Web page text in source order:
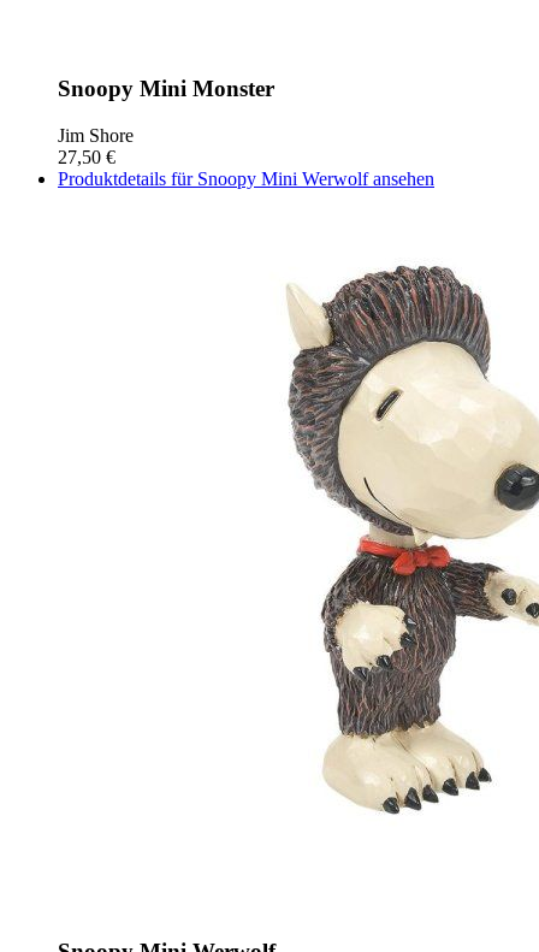
Snoopy Mini Monster
Jim Shore
27,50 €
Produktdetails für Snoopy Mini Werwolf ansehen